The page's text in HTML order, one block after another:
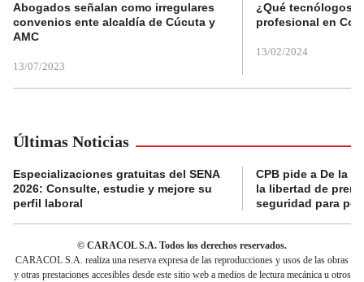
Abogados señalan como irregulares
convenios ente alcaldía de Cúcuta y
AMC
13/07/2023
¿Qué tecnólogos
profesional en
13/02/2024
Últimas Noticias
Especializaciones gratuitas del SENA
2026: Consulte, estudie y mejore su
perfil laboral
CPB pide a De la
la libertad de
seguridad para
© CARACOL S.A. Todos los derechos reservados.
CARACOL S.A. realiza una reserva expresa de las reproducciones y usos de las obras
y otras prestaciones accesibles desde este sitio web a medios de lectura mecánica u otros